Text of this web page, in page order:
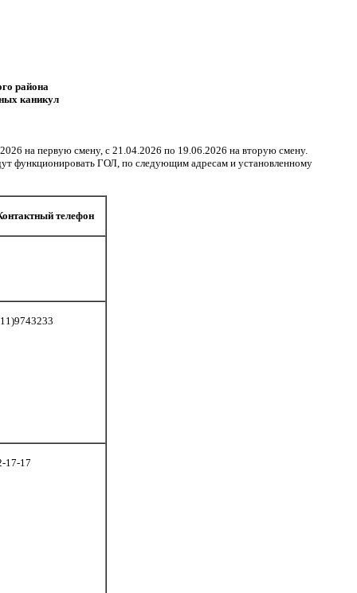
района
каникул
на первую смену, с 21.04.2026 по 19.06.2026 на вторую смену.
функционировать ГОЛ, по следующим адресам и установленному
телефон
17-17